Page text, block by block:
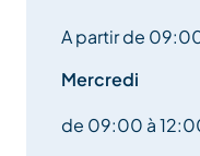
A partir de
Mercredi
de 09:00 à